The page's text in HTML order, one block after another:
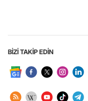
BİZİ TAKİP EDİN